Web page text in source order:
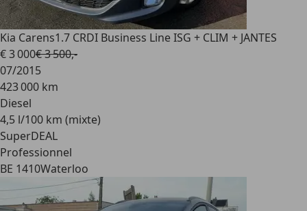
Kia Carens1.7 CRDI Business Line ISG + CLIM + JANTES
€ 3 000€ 3 500,-
07/2015
423 000 km
Diesel
4,5 l/100 km (mixte)
SuperDEAL
Professionnel
BE 1410Waterloo